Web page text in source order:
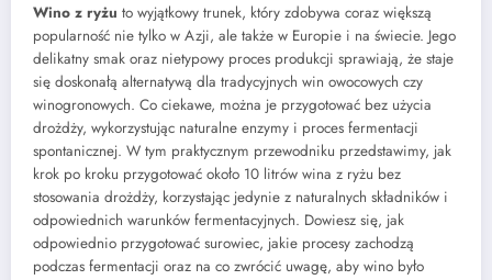
Wino z ryżu to wyjątkowy trunek, który zdobywa coraz większą
popularność nie tylko w Azji, ale także w Europie i na świecie. Jego
delikatny smak oraz nietypowy proces produkcji sprawiają, że staje
się doskonałą alternatywą dla tradycyjnych win owocowych czy
winogronowych. Co ciekawe, można je przygotować bez użycia
drożdży, wykorzystując naturalne enzymy i proces fermentacji
spontanicznej. W tym praktycznym przewodniku przedstawimy, jak
krok po kroku przygotować około 10 litrów wina z ryżu bez
stosowania drożdży, korzystając jedynie z naturalnych składników i
odpowiednich warunków fermentacyjnych. Dowiesz się, jak
odpowiednio przygotować surowiec, jakie procesy zachodzą
podczas fermentacji oraz na co zwrócić uwagę, aby wino było